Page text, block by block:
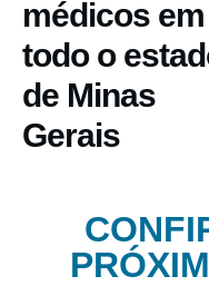
médicos em
todo o
de Minas
Gerais